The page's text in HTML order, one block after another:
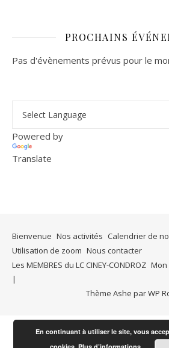
PROCHAINS
Pas d'évènements prévus pour le
Powered by
Translate
Bienvenue Nos activités Calendrier de
Utilisation de zoom Nous contacter
Les MEMBRES du LC CINEY-CONDROZ Mon
Thème Ashe parWP
En continuant à utiliser le site, vous